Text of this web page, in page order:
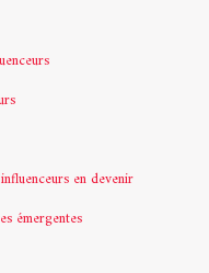
en devenir
émergentes